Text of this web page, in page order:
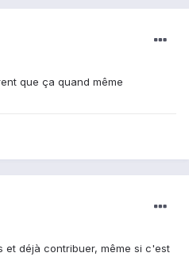
que ça quand même
et déjà contribuer, même si c'est